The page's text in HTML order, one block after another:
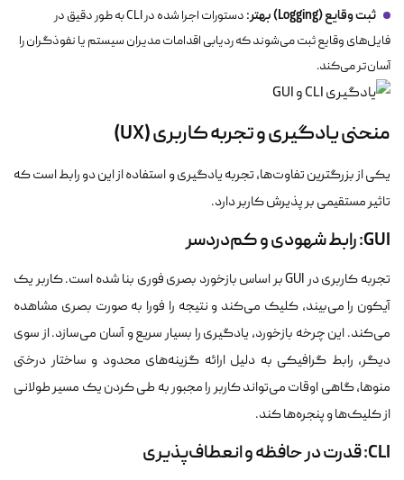
ثبت وقایع (Logging) بهتر:
دستورات اجرا شده در CLI به طور دقیق در
فایل‌های وقایع ثبت می‌شوند که ردیابی اقدامات مدیران سیستم یا نفوذگران را
آسان‌تر می‌کند.
منحنی یادگیری و تجربه کاربری (UX)
یکی از بزرگترین تفاوت‌ها، تجربه یادگیری و استفاده از این دو رابط است که
تاثیر مستقیمی بر پذیرش کاربر دارد.
GUI: رابط شهودی و کم‌دردسر
تجربه کاربری در GUI بر اساس بازخورد بصری فوری بنا شده است. کاربر یک
آیکون را می‌بیند، کلیک می‌کند و نتیجه را فورا به صورت بصری مشاهده
می‌کند. این چرخه بازخورد، یادگیری را بسیار سریع و آسان می‌سازد. از سوی
دیگر، رابط گرافیکی به دلیل ارائه گزینه‌های محدود و ساختار درختی
منوها، گاهی اوقات می‌تواند کاربر را مجبور به طی کردن یک مسیر طولانی
از کلیک‌ها و پنجره‌ها کند.
CLI: قدرت در حافظه و انعطاف‌پذیری